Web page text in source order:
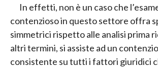
In effetti, non è un caso che
contenzioso in questo settore offra
simmetrici rispetto alle analisi prima
altri termini, si assiste ad un
consistente su tutti i fattori giuridici